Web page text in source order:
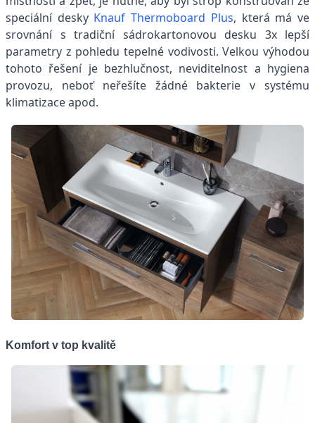
speciální desky Knauf Thermoboard Plus, která má ve
srovnání s tradiční sádrokartonovou desku 3x lepší
parametry z pohledu tepelné vodivosti. Velkou výhodou
tohoto řešení je bezhlučnost, neviditelnost a hygiena
provozu, neboť neřešíte žádné bakterie v systému
klimatizace apod.
Komfort v top kvalitě